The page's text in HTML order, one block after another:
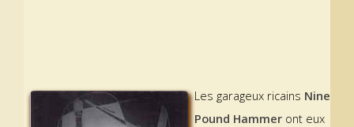
Les garageux ricains Nine
Pound Hammer ont eux